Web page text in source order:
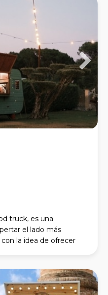
truck, es una
el lado más
la idea de ofrecer